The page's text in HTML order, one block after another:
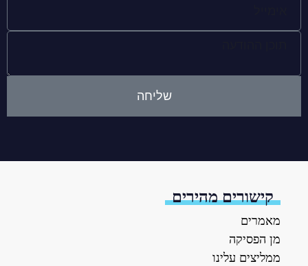
שליחה
קישורים מהירים
מאמרים
מן הפסיקה
ממליצים עלינו